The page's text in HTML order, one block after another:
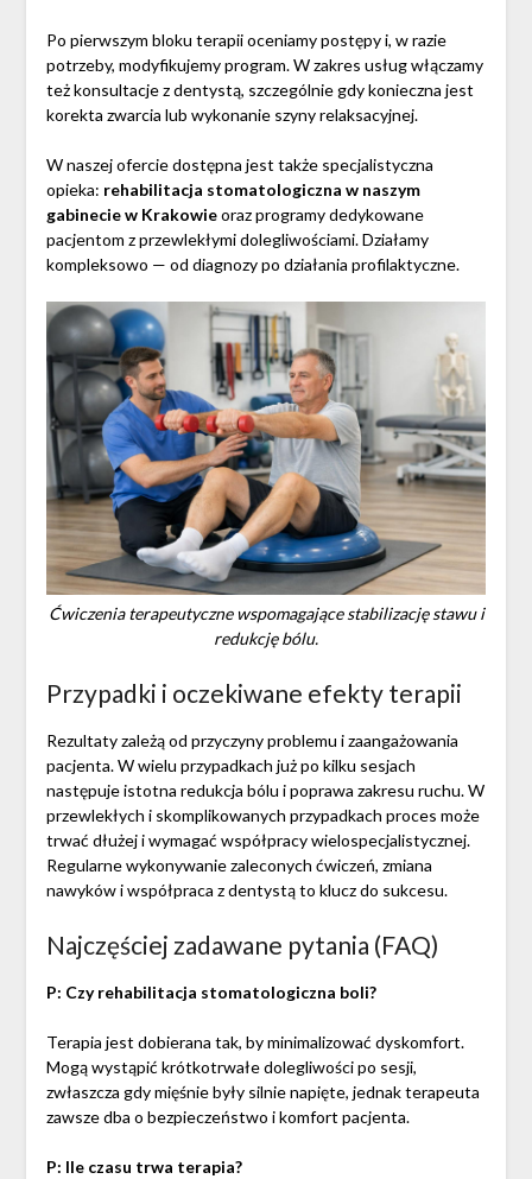
Po pierwszym bloku terapii oceniamy postępy i, w razie
potrzeby, modyfikujemy program. W zakres usług włączamy
też konsultacje z dentystą, szczególnie gdy konieczna jest
korekta zwarcia lub wykonanie szyny relaksacyjnej.
W naszej ofercie dostępna jest także specjalistyczna
opieka: rehabilitacja stomatologiczna w naszym
gabinecie w Krakowieoraz programy dedykowane
pacjentom z przewlekłymi dolegliwościami. Działamy
kompleksowo — od diagnozy po działania profilaktyczne.
Ćwiczenia terapeutyczne wspomagające stabilizację stawu i
redukcję bólu.
Przypadki i oczekiwane efekty terapii
Rezultaty zależą od przyczyny problemu i zaangażowania
pacjenta. W wielu przypadkach już po kilku sesjach
następuje istotna redukcja bólu i poprawa zakresu ruchu. W
przewlekłych i skomplikowanych przypadkach proces może
trwać dłużej i wymagać współpracy wielospecjalistycznej.
Regularne wykonywanie zaleconych ćwiczeń, zmiana
nawyków i współpraca z dentystą to klucz do sukcesu.
Najczęściej zadawane pytania (FAQ)
P: Czy rehabilitacja stomatologiczna boli?
Terapia jest dobierana tak, by minimalizować dyskomfort.
Mogą wystąpić krótkotrwałe dolegliwości po sesji,
zwłaszcza gdy mięśnie były silnie napięte, jednak terapeuta
zawsze dba o bezpieczeństwo i komfort pacjenta.
P: Ile czasu trwa terapia?